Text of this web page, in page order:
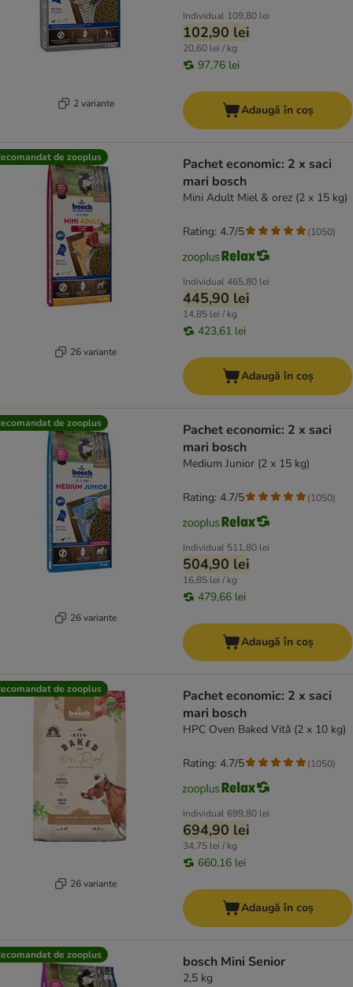
2 variante
Individual 109,80 lei
102,90 lei
20,60 lei / kg
97,76 lei
Adaugă în coș
de zooplus
26 variante
Pachet economic: 2 x saci
mari bosch
Mini Adult Miel & orez (2 x 15 kg)
Individual465,80 lei
445,90 lei
14,85 lei / kg
423,61 lei
Rating: 4.7/5 (1050)
Adaugă în coș
de zooplus
26 variante
Pachet economic: 2 x saci
mari bosch
Medium Junior (2 x 15 kg)
Individual 511,80 lei
504,90 lei
16,85 lei / kg
479,66 lei
Rating: 4.7/5 (1050)
Adaugă în coș
de zooplus
26 variante
Pachet economic: 2 x saci
mari bosch
HPC Oven Baked Vită (2 x 10 kg)
Individual 699,80 lei
694,90 lei
34,75 lei / kg
660,16 lei
Rating: 4.7/5 (1050)
Adaugă în coș
de zooplus bosch Mini Senior
2,5 kg